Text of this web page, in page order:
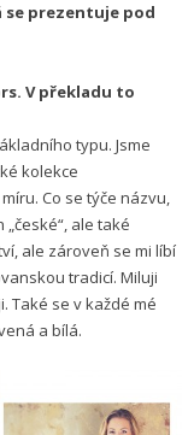
se prezentuje pod
V překladu to
typu. Jsme
kolekce
Co se týče názvu,
ale také
ale zároveň se mi líbí
tradicí. Miluji
Také se v každé mé
a bílá.